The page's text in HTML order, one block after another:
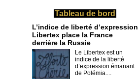
Tableau de bord
L’indice de liberté d’expression
Libertex place la France
derrière la Russie
Le Libertex est un
indice de la liberté
d’expression émanant
de Polémia....